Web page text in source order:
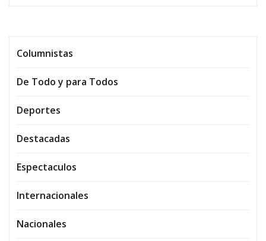
Columnistas
De Todo y para Todos
Deportes
Destacadas
Espectaculos
Internacionales
Nacionales